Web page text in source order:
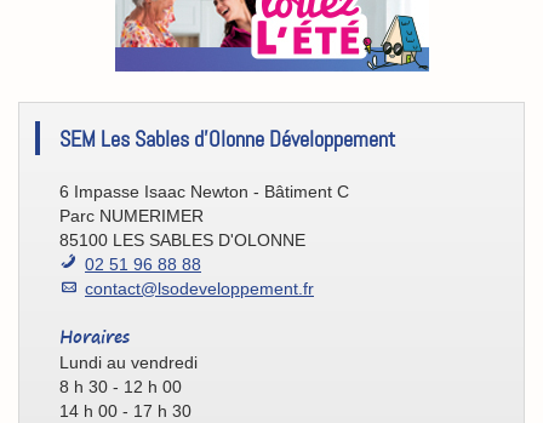
[Eco/Atout]
SEM Les Sables d'Olonne Développement
6 Impasse Isaac Newton - Bâtiment C
Parc NUMERIMER
85100 LES SABLES D'OLONNE
02 51 96 88 88
contact@lsodeveloppement.fr
Horaires
Lundi au vendredi
8 h 30 - 12 h 00
14 h 00 - 17 h 30